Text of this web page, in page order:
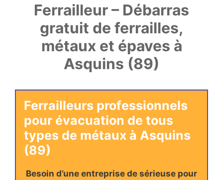
Ferrailleur – Débarras
gratuit de ferrailles,
métaux et épaves à
Asquins (89)
Ferrailleurs professionnels
pour évacuation de tous
types de métaux à Asquins
(89)
Besoin d’une entreprise de sérieuse pour